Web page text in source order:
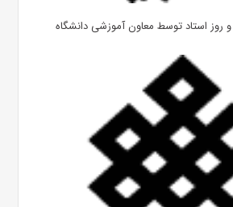
استاد توسط معاون آموزشی دانشگاه